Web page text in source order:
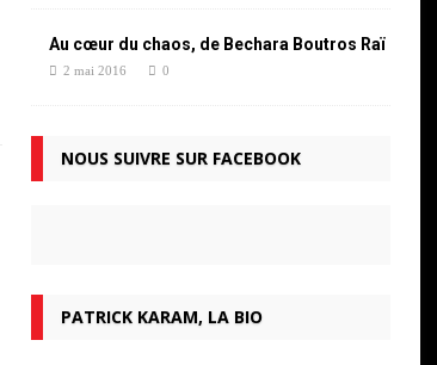
Au cœur du chaos, de Bechara Boutros Raï
2 mai 2016 0
NOUS SUIVRE SUR FACEBOOK
PATRICK KARAM, LA BIO